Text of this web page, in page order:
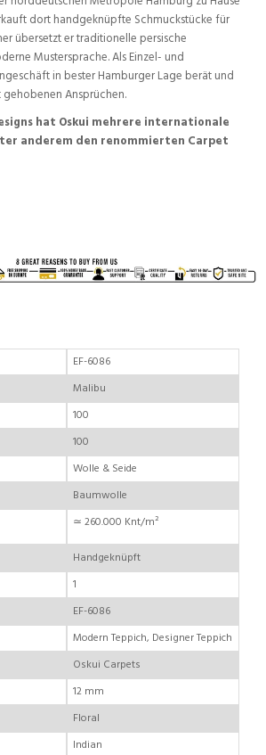
dort handgeknüpfte Schmuckstücke für
übersetzt er traditionelle persische
Mustersprache. Als Einzel- und
in bester Hamburger Lage berät und
Ansprüchen.
hat Oskui mehrere internationale
anderem den renommierten Carpet
EF-6086
Malibu
100
100
Wolle & Seide
Baumwolle
≃ 260.000 Knt/m²
Handgeknüpft
1
EF-6086
Modern Teppich, Designer Teppich
Oskui Carpets
12 mm
Floral
Indian